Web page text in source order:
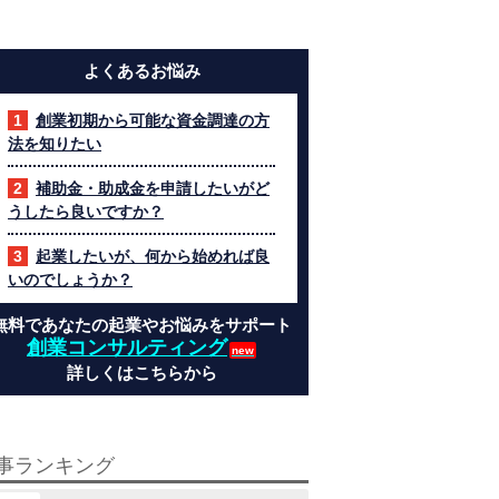
よくあるお悩み
創業初期から可能な資金調達の方
法を知りたい
補助金・助成金を申請したいがど
うしたら良いですか？
起業したいが、何から始めれば良
いのでしょうか？
料であなたの起業やお悩みをサポート
創業コンサルティング
詳しくはこちらから
ランキング